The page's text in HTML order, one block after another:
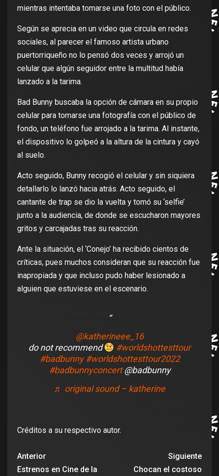
mientras intentaba tomarse una foto con el público.
Según se aprecia en un video que circula en redes
sociales, al parecer el famoso artista urbano
puertorriqueño no lo pensó dos veces y arrojó un
celular que algún seguidor entre la multitud había
lanzado a la tarima.
Bad Bunny buscaba la opción de cámara en su propio
celular para tomarse una fotografía con el público de
fondo, un teléfono fue arrojado a la tarima. Al instante,
el dispositivo lo golpeó a la altura de la cintura y cayó
al suelo.
Acto seguido, Bunny recogió el celular y sin siquiera
detallarlo lo lanzó hacia atrás. Acto seguido, el
cantante de trap se dio la vuelta y tomó su ‘selfie’
junto a la audiencia, de donde se escucharon mayores
gritos y carcajadas tras su reacción.
Ante la situación, el ‘Conejo’ ha recibido cientos de
críticas, pues muchos consideran que su reacción fue
inapropiada y que incluso pudo haber lesionado a
alguien que estuviese en el escenario.
@katherineee_16
do not recommend
#worldshottesttour
#badbunny #worldshottesttour2022
#badbunnyconcert@badbunny
♬ original sound – katherine
Créditos a su respectivo autor.
Anterior
Estrenos en Cine de la
Siguiente
Chocan el costoso